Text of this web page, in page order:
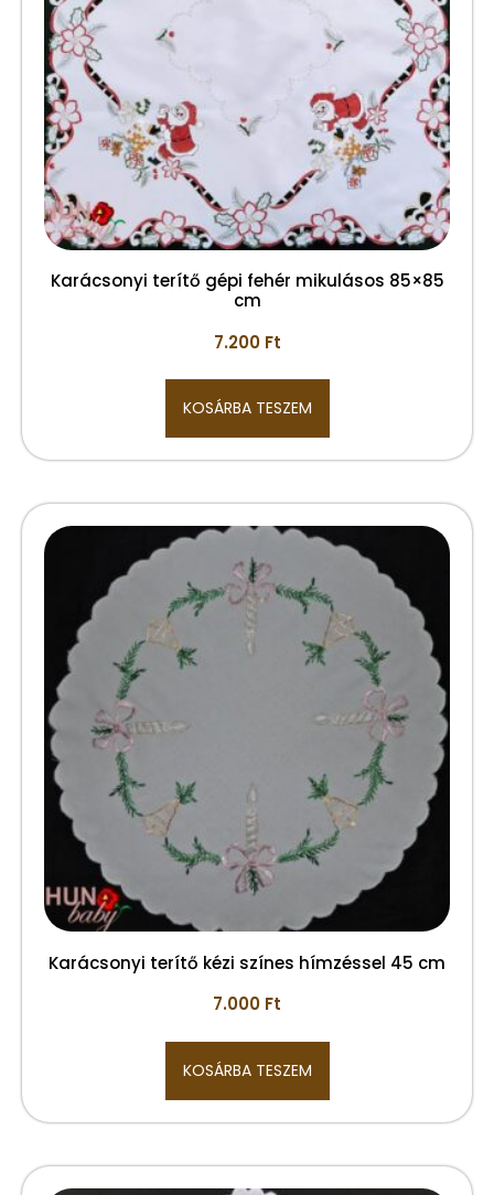
Karácsonyi terítő gépi fehér mikulásos 85×85
cm
7.200 Ft
KOSÁRBA TESZEM
Karácsonyi terítő kézi színes hímzéssel 45 cm
7.000 Ft
KOSÁRBA TESZEM